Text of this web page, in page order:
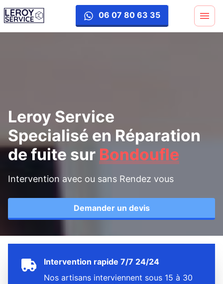
06 07 80 63 35
reparation-fuite
Leroy Service
Specialisé en Réparation
de fuite sur Bondoufle
Intervention avec ou sans Rendez vous
Demander un devis
Intervention rapide 7/7 24/24
Nos artisans interviennent sous 15 à 30